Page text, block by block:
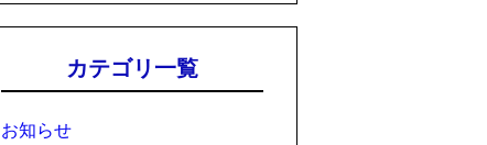
カテゴリ一覧
お知らせ